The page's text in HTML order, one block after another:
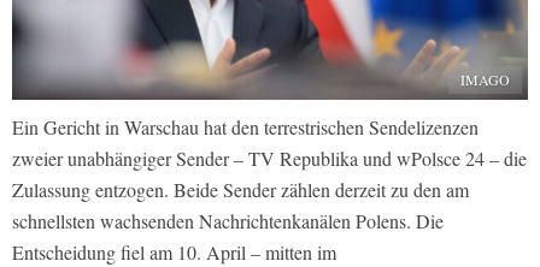
IMAGO
Ein Gericht in Warschau hat den terrestrischen Sendelizenzen
zweier unabhängiger Sender – TV Republika und wPolsce 24 – die
Zulassung entzogen. Beide Sender zählen derzeit zu den am
schnellsten wachsenden Nachrichtenkanälen Polens. Die
Entscheidung fiel am 10. April – mitten im